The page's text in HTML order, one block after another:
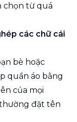
chọn từ quá
các chữ cái
bè hoặc
quần áo bằng
của mọi
đặt tên